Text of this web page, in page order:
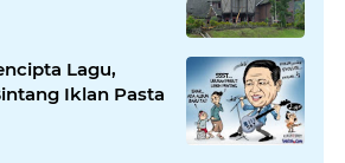
Lagu,
Iklan Pasta